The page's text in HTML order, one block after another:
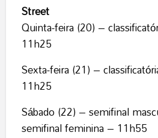
Street
Quinta-feira (20) –
11h25
Sexta-feira (21) –
11h25
Sábado (22) – semifinal
semifinal feminina – 11h55